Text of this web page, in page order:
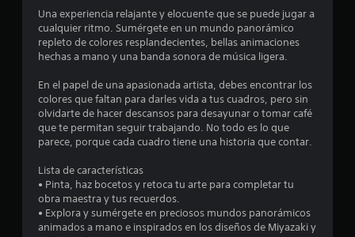
l
l
a
s
e
3
9
Una experiencia relajante y elocuente que se puede jugar a
cualquier ritmo. Sumérgete en un mundo panorámico
repleto de colores resplandecientes, bellas animaciones
hechas a mano y una banda sonora de música ligera.
En el papel de una apasionada artista, debes encontrar los
colores que faltan para darles vida a tus cuadros, pero sin
olvidarte de hacer descansos para desayunar o tomar café
que te permitan seguir trabajando. No todo es lo que
parece, porque cada cuadro tiene una historia que contar.
Lista de características
• Pinta, haz bocetos y retoca tu arte para completar tu
obra maestra y tus recuerdos.
• Explora y sumérgete en preciosos mundos panorámicos
animados a mano e inspirados en los diseños de Miyazaki y